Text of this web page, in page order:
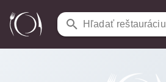
Hľadať reštauráciu
Reštaurácie /